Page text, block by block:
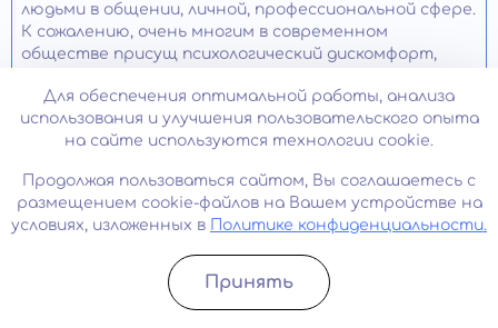
людьми в общении, личной, профессиональной сфере.
К сожалению, очень многим в современном
обществе присущ психологический дискомфорт,
неудовлетворенность собой, качеством своей
жизни.
важен анализ факторов психосоциального
характера, влияющих на человека с первых дней
жизни. Важен даже младенческий период – если в это
психобиологические потребности, это становится
препятствием к развитию нормальной
Записатьcя
Для обеспечения оптимальной работы, анализа
использования и улучшения пользовательского опыта
на сайте используются технологии cookie.
Продолжая пользоваться сайтом, Вы соглашаетесь с
размещением cookie-файлов на Вашем устройстве на
условиях, изложенных в
Политике конфиденциальности.
Принять